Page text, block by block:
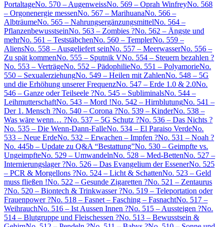
PortaltageNo. 570 – AugenweissNo. 569 – Oprah WinfreyNo. 568
– Orgonenergie messenNo. 567 – MarihuanaNo. 566 –
AlbträumeNo. 565 – NahrungsergänzungsmittelNo. 564 –
PflanzenbewusstseinNo. 563 – Zombies ?No. 562 – Ängste und
mehrNo. 561 – TeststäbchenNo. 560 – TemplerNo. 559 –
AliensNo. 558 – Ausgeliefert seinNo. 557 – MeerwasserNo. 556 –
Zu spät kommenNo. 555 – Sputnik VNo. 554 – Steuern bezahlen ?
No. 553 – VerträgeNo. 552 – PädophilieNo. 551 – PolyamorieNo.
550 – SexualerziehungNo. 549 – Heilen mit ZahlenNo. 548 – 5G
und die Erhöhung unserer FrequenzNo. 547 – Erde 1.0 & 2.0No.
546 – Ganze oder Teilseele ?No. 545 – SubliminalsNo. 544 –
LeihmutterschaftNo. 543 – Mord !No. 542 – HirnblutungNo. 541 –
Der 1. Mensch ?No. 540 – Corona ?No. 539 – KinderNo. 538 –
Was wäre wenn… ?No. 537 – 5G Schutz ?No. 536 – Das Nichts ?
No. 535 – Die Wenn-Dann-FalleNo. 534 – El Paraiso VerdeNo.
533 – Neue ErdeNo. 532 – Erwachen – Impfen ?No. 531 – Noah ?
No. 445b – Update zu Q&A “Bestattung”No. 530 – Geimpfte vs.
UngeimpfteNo. 529 – UmwandelnNo. 528 – Med-BettenNo. 527 –
Internierungslager ?No. 526 – Das Evangelium der EssenerNo. 525
– PCR & Morgellons ?No. 524 – Licht & SchattenNo. 523 – Geld
muss fließen !No. 522 – Gesunde Zigaretten ?No. 521 – Zentaurus
?No. 520 – Biontech & Trinkwasser ?No. 519 – Teleportation oder
Frauenpower ?No. 518 – Fasnet – Fasching – FasnachtNo. 517 –
WeihrauchNo. 516 – Ist Aussen Innen ?No. 515 – Aussteigen ?No.
514 – Blutgruppe und Fleischessen ?No. 513 – Bewusstsein &